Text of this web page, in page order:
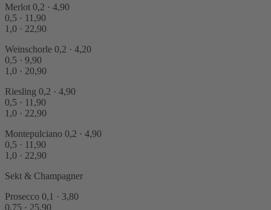
Merlot 0,2 · 4,90
0,5 · 11,90
1,0 · 22,90
Weinschorle 0,2 · 4,20
0,5 · 9,90
1,0 · 20,90
Riesling 0,2 · 4,90
0,5 · 11,90
1,0 · 22,90
Montepulciano 0,2 · 4,90
0,5 · 11,90
1,0 · 22,90
Sekt & Champagner
Prosecco 0,1 · 3,80
0,75 · 25,90